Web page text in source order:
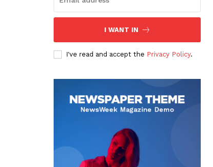
I WANT IN
I've read and accept the Privacy Policy.